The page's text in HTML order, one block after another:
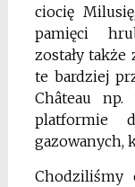
ciocię
pamięci
zostały
te bardziej
Château
platformie
gazowanych,